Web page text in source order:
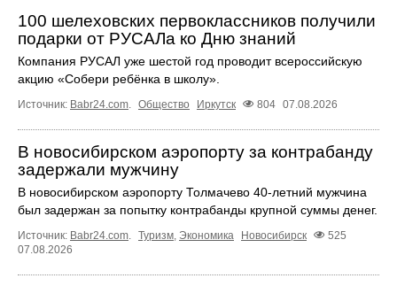
100 шелеховских первоклассников получили
подарки от РУСАЛа ко Дню знаний
Компания РУСАЛ уже шестой год проводит всероссийскую
акцию «Собери ребёнка в школу».
Источник: Babr24.com Общество Иркутск 804 07.08.2026
В новосибирском аэропорту за контрабанду
задержали мужчину
В новосибирском аэропорту Толмачево 40-летний мужчина
был задержан за попытку контрабанды крупной суммы денег.
Источник: Babr24.com. Туризм, Экономика Новосибирск
525
07.08.2026